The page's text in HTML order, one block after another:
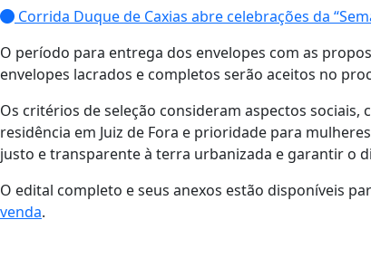
Corrida Duque de Caxias abre celebrações da
O período para entrega dos envelopes com as
envelopes lacrados e completos serão aceitos no
Os critérios de seleção consideram aspectos
residência em Juiz de Fora e prioridade para
justo e transparente à terra urbanizada e garantir o
O edital completo e seus anexos estão disponíveis
venda.